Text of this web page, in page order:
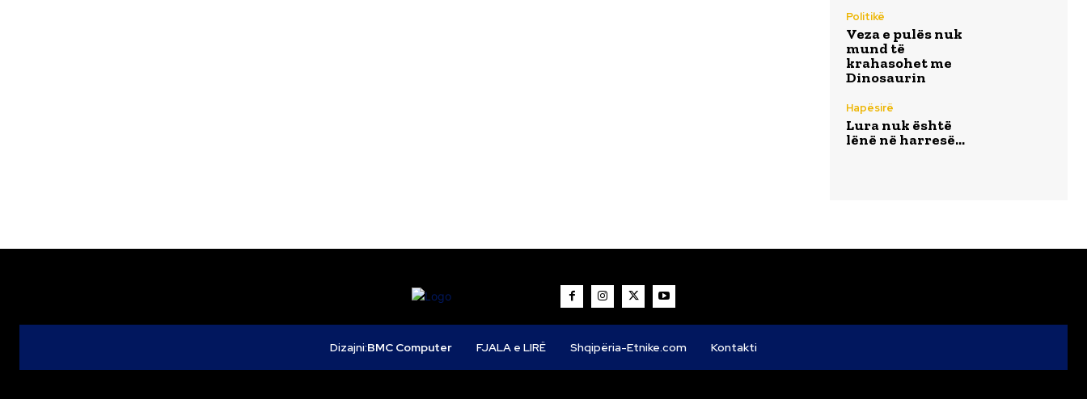
Politikë
Veza e pulës nuk
mund të
krahasohet me
Dinosaurin
Hapësirë
Lura nuk është
lënë në harresë…
Dizajni:BMC Computer FJALA e LIRË Shqipëria-Etnike.com Kontakti